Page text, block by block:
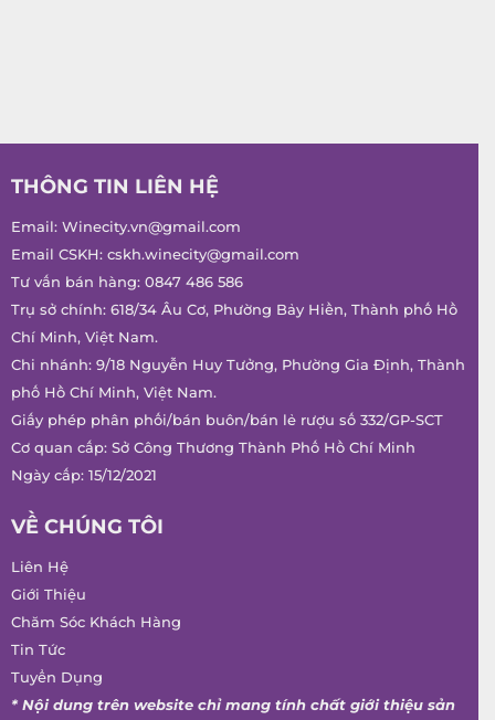
THÔNG TIN LIÊN HỆ
Email: Winecity.vn@gmail.com
Email CSKH: cskh.winecity@gmail.com
Tư vấn bán hàng: 0847 486 586
Trụ sở chính: 618/34 Âu Cơ, Phường Bảy Hiền, Thành phố Hồ
Chí Minh, Việt Nam.
Chi nhánh: 9/18 Nguyễn Huy Tưởng, Phường Gia Định, Thành
phố Hồ Chí Minh, Việt Nam.
Giấy phép phân phối/bán buôn/bán lẻ rượu số 332/GP-SCT
Cơ quan cấp: Sở Công Thương Thành Phố Hồ Chí Minh
Ngày cấp: 15/12/2021
VỀ CHÚNG TÔI
Liên Hệ
Giới Thiệu
Chăm Sóc Khách Hàng
Tin Tức
Tuyển Dụng
* Nội dung trên website chỉ mang tính chất giới thiệu sản